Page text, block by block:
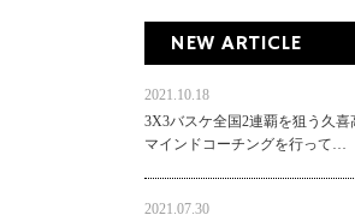
NEW ARTICLE
2021.10.18
3X3バスケ全国2連覇を狙う久喜
マインドコーチングを行って…
2021.07.30